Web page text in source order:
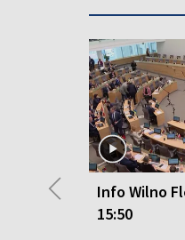
Info Wilno
15:50
◀